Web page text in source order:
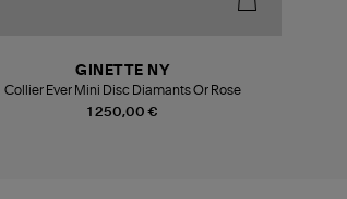
1 250,00 €
GINETTE NY
Collier Ever Mini Disc Diamants Or Rose